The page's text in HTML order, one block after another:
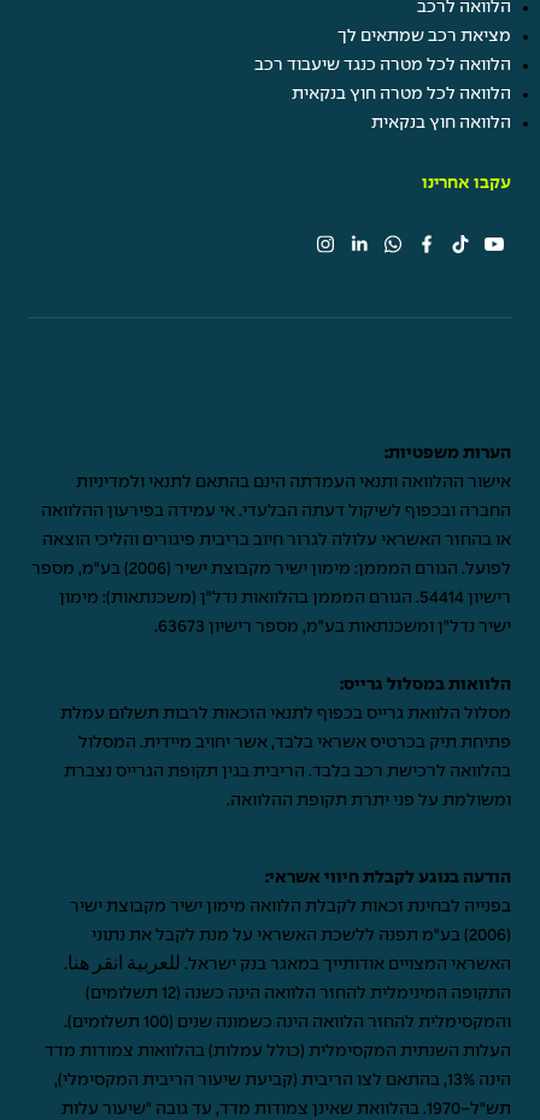
הלוואה לרכב
מציאת רכב שמתאים לך
הלוואה לכל מטרה כנגד שיעבוד רכב
הלוואה לכל מטרה חוץ בנקאית
הלוואה חוץ בנקאית
עקבו אחרינו
הערות משפטיות:
אישור ההלוואה ותנאי העמדתה הינם בהתאם לתנאי ולמדיניות
החברה ובכפוף לשיקול דעתה הבלעדי. אי עמידה בפירעון ההלוואה
או בהחזר האשראי עלולה לגרור חיוב בריבית פיגורים והליכי הוצאה
לפועל. הגורם המממן: מימון ישיר מקבוצת ישיר (2006) בע"מ, מספר
רישיון 54414. הגורם המממן בהלוואות נדל"ן (משכנתאות): מימון
ישיר נדל"ן ומשכנתאות בע"מ, מספר רישיון 63673.
הלוואות במסלול גרייס:
מסלול הלוואת גרייס בכפוף לתנאי הזכאות לרבות תשלום עמלת
פתיחת תיק בכרטיס אשראי בלבד, אשר יחויב מיידית. המסלול
בהלוואה לרכישת רכב בלבד. הריבית בגין תקופת הגרייס נצברת
ומשולמת על פני יתרת תקופת ההלוואה.
הודעה בנוגע לקבלת חיווי אשראי:
בפנייה לבחינת זכאות לקבלת הלוואה מימון ישיר מקבוצת ישיר
(2006) בע"מ תפנה ללשכת האשראי על מנת לקבל את נתוני
האשראי המצויים אודותייך במאגר בנק ישראל. للعربية انقر هنا.
התקופה המינימלית להחזר הלוואה הינה כשנה (12 תשלומים)
והמקסימלית להחזר הלוואה הינה כשמונה שנים (100 תשלומים).
העלות השנתית המקסימלית (כולל עמלות) בהלוואות צמודות מדד
הינה 13%, בהתאם לצו הריבית (קביעת שיעור הריבית המקסימלי),
תש"ל-1970. בהלוואת שאינן צמודות מדד, עד גובה "שיעור עלות